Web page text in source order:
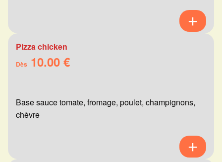
Pizza chicken
Dès 10.00 €
Base sauce tomate, fromage, poulet, champignons,
chèvre